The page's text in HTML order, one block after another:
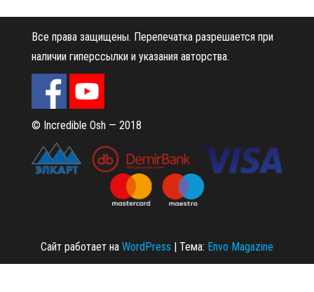
Все права защищены. Перепечатка разрешается при
наличии гиперссылки и указания авторства.
© Incredible Osh — 2018
Сайт работает на WordPress | Тема: Envo Magazine